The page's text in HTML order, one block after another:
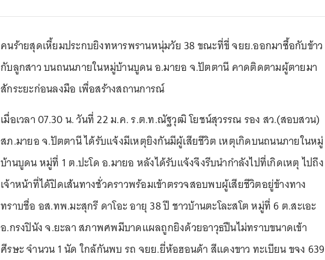
คนร้ายสุดเหี้ยมประกบยิงทหารพรานหนุ่มวัย 38 ขณะที่ขี่ จยย.ออกมาซื้อกับข้าว
กับลูกสาว บนถนนภายในหมู่บ้านบูดน อ.มายอ จ.ปัตตานี คาดติดตามผู้ตายมา
สักระยะก่อนลงมือ เพื่อสร้างสถานการณ์
เมื่อเวลา 07.30 น. วันที่ 22 ม.ค. ร.ต.ท.ณัฐวุฒิ โยชน์สุวรรณ รอง สว.(สอบสวน)
สภ.มายอ จ.ปัตตานี ได้รับแจ้งมีเหตุยิงกันมีผู้เสียชีวิต เหตุเกิดบนถนนภายในหมู่
บ้านบูดน หมู่ที่ 1 ต.ปะโด อ.มายอ หลังได้รับแจ้งจึงรีบนำกำลังไปที่เกิดเหตุ ไปถึง
เจ้าหน้าที่ได้ปิดเส้นทางชั่วคราวพร้อมเข้าตรวจสอบพบผู้เสียชีวิตอยู่ข้างทาง
ทราบชื่อ อส.ทพ.มะสุกรี ดาโอะ อายุ 38 ปี ชาวบ้านตะโละสโต หมู่ที่ 6 ต.สะเอะ
อ.กรงปินัง จ.ยะลา สภาพศพมีบาดแผลถูกยิงด้วยอาวุธปืนไม่ทราบขนาดเข้า
ศีรษะ จำนวน 1 นัด ใกล้กันพบ รถ จยย.ยี่ห้อฮอนด้า สีแดงขาว ทะเบียน ขจง 639